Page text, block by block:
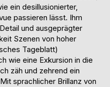
ein desillusionierter,
passieren lässt. Ihm
und ausgeprägter
Szenen von hoher
Tageblatt)
wie eine Exkursion in die
zäh und zehrend ein
sprachlicher Brillanz von